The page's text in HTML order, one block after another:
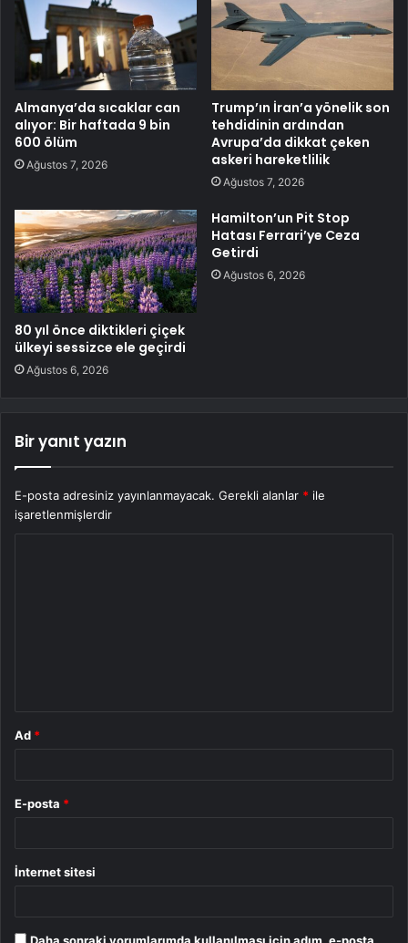
Almanya’da sıcaklar can
alıyor: Bir haftada 9 bin
600 ölüm
Ağustos 7, 2026
Trump’ın İran’a yönelik son
tehdidinin ardından
Avrupa’da dikkat çeken
askeri hareketlilik
Ağustos 7, 2026
80 yıl önce diktikleri çiçek
ülkeyi sessizce ele geçirdi
Ağustos 6, 2026
Hamilton’un Pit Stop
Hatası Ferrari’ye Ceza
Getirdi
Ağustos 6, 2026
Bir yanıt yazın
E-posta adresiniz yayınlanmayacak. Gerekli alanlar * ile
işaretlenmişlerdir
Ad *
E-posta *
İnternet sitesi
Daha sonraki yorumlarımda kullanılması için adım, e-posta